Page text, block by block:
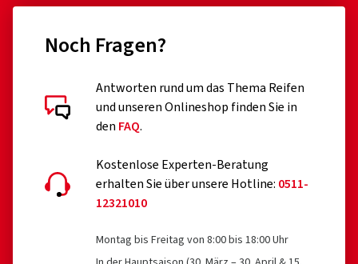
Noch Fragen?
Antworten rund um das Thema Reifen
und unseren Onlineshop finden Sie in
den FAQ.
Kostenlose Experten-Beratung
erhalten Sie über unsere Hotline: 0511-
12321010
Montag bis Freitag von 8:00 bis 18:00 Uhr